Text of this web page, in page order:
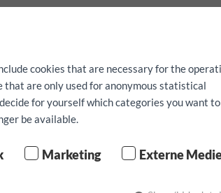
Système de navigation, sièges
être réservés qu'en fonction de la
cookies that are necessary for the
that are only used for anonymous statistical
for yourself which categories you want
be available.
Marketing Externe